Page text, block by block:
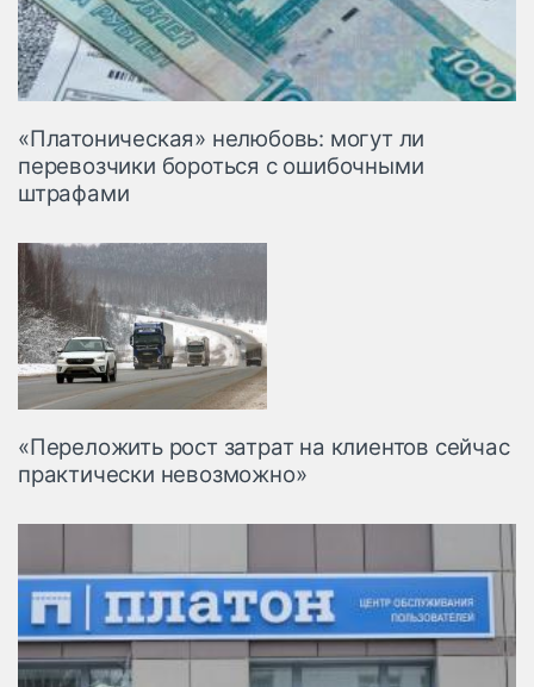
«Платоническая» нелюбовь: могут ли
перевозчики бороться с ошибочными
штрафами
«Переложить рост затрат на клиентов сейчас
практически невозможно»